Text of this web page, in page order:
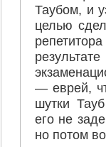
Таубом, и
целью
— еврей,
шутки
его не
но потом